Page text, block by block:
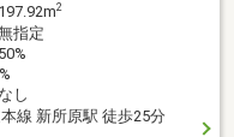
2
指定
し
線 新所原駅 徒歩25分